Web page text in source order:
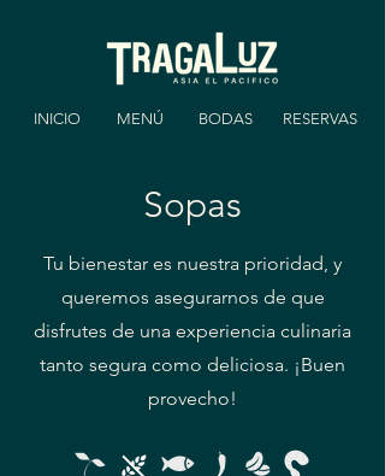
INICIO MENÚ BODAS RESERVAS
Sopas
Tu bienestar es nuestra prioridad, y
queremos asegurarnos de que
disfrutes de una experiencia culinaria
tanto segura como deliciosa. ¡Buen
provecho!